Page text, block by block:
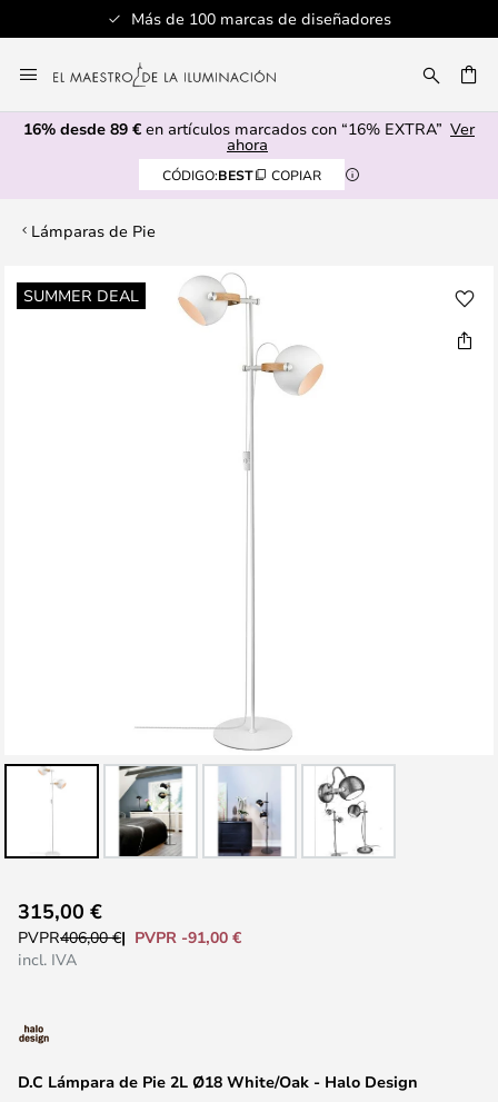
Más de 100 marcas de diseñadores
al
contenido
16% desde 89 € en artículos marcados con “16% EXTRA” Ver
ahora
CÓDIGO:BEST COPIAR
Lámparas de Pie
SUMMER DEAL
Saltar
al
al
comienzo
galería
imágenes
D.C Lámpara de Pie 2L Ø18 White/Oak - Halo Design
315,00 €
PVPR406,00 €
PVPR -91,00 €
incl. IVA